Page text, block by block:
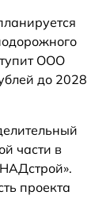
ООО
до 2028
части в
проекта